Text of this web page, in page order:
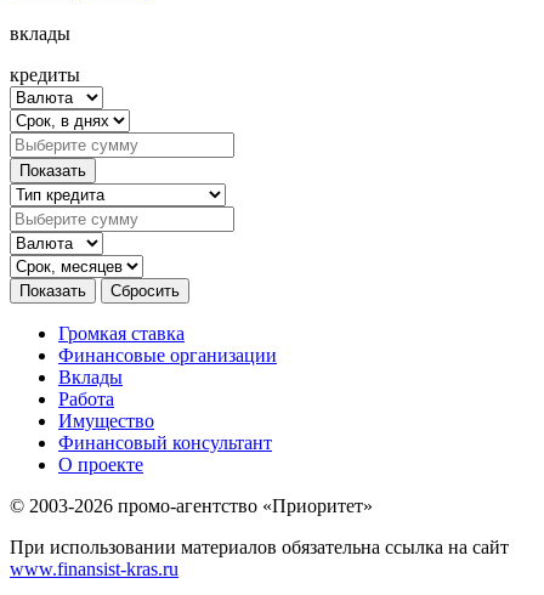
вклады
кредиты
Громкая ставка
Финансовые организации
Вклады
Работа
Имущество
Финансовый консультант
О проекте
© 2003-2026 промо-агентство «Приоритет»
При использовании материалов обязательна ссылка на сайт
www.finansist-kras.ru